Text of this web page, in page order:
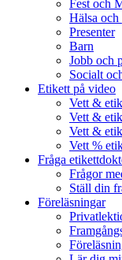
Fest och
Hälsa och
Presenter
Barn
Jobb och
Socialt
Etikett på video
Vett &
Vett &
Vett &
Vett %
Fråga
Frågor
Ställ din
Föreläsningar